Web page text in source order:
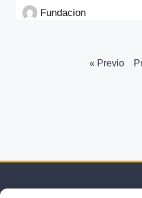
Fundacion
« Previo